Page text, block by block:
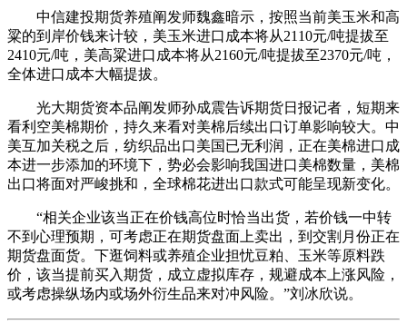
中信建投期货养殖阐发师魏鑫暗示，按照当前美玉米和高
粱的到岸价钱来计较，美玉米进口成本将从2110元/吨提拔至
2410元/吨，美高粱进口成本将从2160元/吨提拔至2370元/吨，
全体进口成本大幅提拔。
光大期货资本品阐发师孙成震告诉期货日报记者，短期来
看利空美棉期价，持久来看对美棉后续出口订单影响较大。中
美互加关税之后，纺织品出口美国已无利润，正在美棉进口成
本进一步添加的环境下，势必会影响我国进口美棉数量，美棉
出口将面对严峻挑和，全球棉花进出口款式可能呈现新变化。
“相关企业该当正在价钱高位时恰当出货，若价钱一中转
不到心理预期，可考虑正在期货盘面上卖出，到交割月份正在
期货盘面货。下逛饲料或养殖企业担忧豆粕、玉米等原料跌
价，该当提前买入期货，成立虚拟库存，规避成本上涨风险，
或考虑操纵场内或场外衍生品来对冲风险。”刘冰欣说。